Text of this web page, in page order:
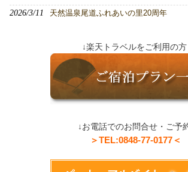
2026/3/11 天然温泉尾道ふれあいの里20周年
↓楽天トラベルをご利用の方
↓お電話でのお問合せ・ご予
＞TEL:0848-77-0177＜